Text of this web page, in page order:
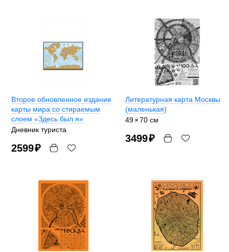
Второе обновленное издание
карты мира со стираемым
слоем «Здесь был я»
Дневник туриста
2599₽
Литературная карта Москвы
(маленькая)
49×70 см
3499₽